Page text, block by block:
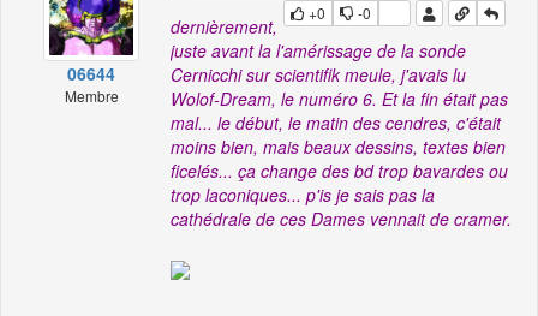
06644
Membre
+0
-0
dernièrement,
juste avant la l'amérissage de la sonde
Cernicchi sur scientifik meule, j'avais lu
Wolof-Dream, le numéro 6. Et la fin était pas
mal... le début, le matin des cendres, c'était
moins bien, mais beaux dessins, textes bien
ficelés... ça change des bd trop bavardes ou
trop laconiques... p'is je sais pas la
cathédrale de ces Dames vennait de cramer.